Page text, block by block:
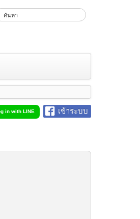
เข้าระบบ
in with LINE